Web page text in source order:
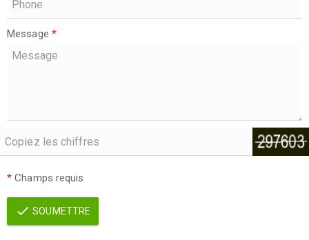
Message *
* Champs requis
SOUMETTRE